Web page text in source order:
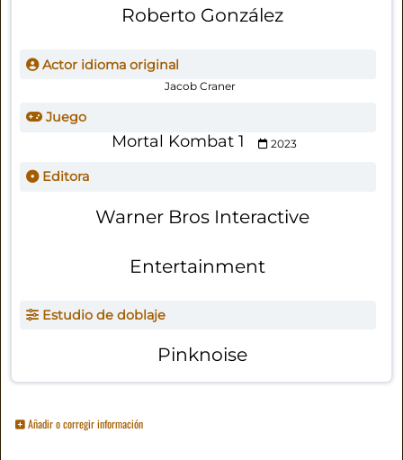
Roberto González
Actor idioma original
Jacob Craner
Juego
Mortal Kombat 1 2023
Editora
Warner Bros Interactive
Entertainment
Estudio de doblaje
Pinknoise
Añadir o corregir información